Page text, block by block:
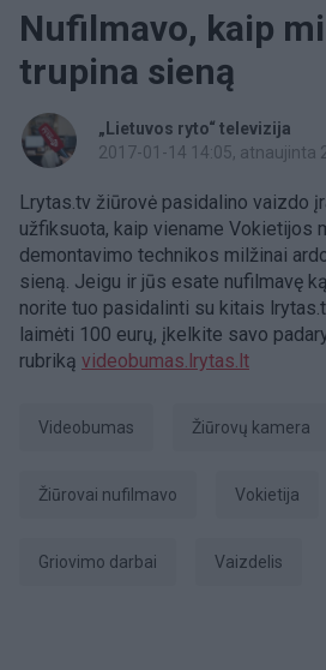
Nufilmavo, kaip
trupina sieną
„Lietuvos ryto“ televizija
2017-01-14 14:05, atnaujinta
Lrytas.tv žiūrovė pasidalino vaizdo
užfiksuota, kaip viename Vokietijos
demontavimo technikos milžinai
sieną. Jeigu ir jūs esate nufilmavę
norite tuo pasidalinti su kitais
laimėti 100 eurų, įkelkite savo
rubriką videobumas.lrytas.lt
videobumas Žiūrovų kamera
žiūrovai nufilmavo Vokietija
griovimo darbai vaizdelis